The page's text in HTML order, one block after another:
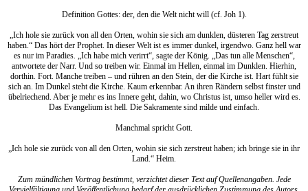
Definition Gottes: der, den die Welt nicht will (cf. Joh 1).
„Ich hole sie zurück von all den Orten, wohin sie sich am dunklen, düsteren Tag zerstreut
haben.“ Das hört der Prophet. In dieser Welt ist es immer dunkel, irgendwo. Ganz hell war
es nur im Paradies. „Ich habe mich verirrt“, sagte der König. „Das tun alle Menschen“,
antwortete der Narr. Und so treiben wir. Einmal im Hellen, einmal im Dunklen. Hierhin,
dorthin. Fort. Manche treiben – und rühren an den Stein, der die Kirche ist. Hart fühlt sie
sich an. Im Dunkel steht die Kirche. Kaum erkennbar. An ihren Rändern selbst finster und
übelriechend. Aber je mehr es ins Innere geht, dahin, wo Christus ist, umso heller wird es.
Das Evangelium ist hell. Die Sakramente sind milde und einfach.
Manchmal spricht Gott.
„Ich hole sie zurück von all den Orten, wohin sie sich zerstreut haben; ich bringe sie in ihr
Land.“ Heim.
Zum mündlichen Vortrag bestimmt, verzichtet dieser Text auf Quellenangaben. Jede